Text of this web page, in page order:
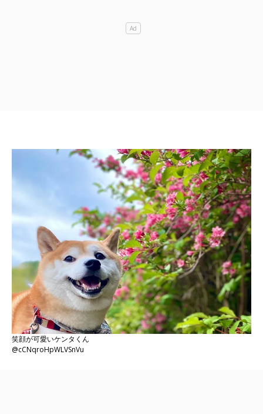
笑顔が可愛いケンタくん
@cCNqroHpWLVSnVu